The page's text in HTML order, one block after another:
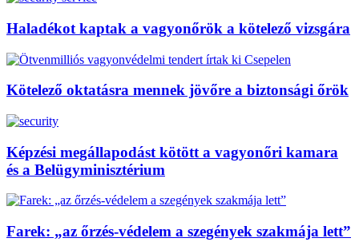
Haladékot kaptak a vagyonőrök a kötelező vizsgára
Kötelező oktatásra mennek jövőre a biztonsági őrök
Képzési megállapodást kötött a vagyonőri kamara
és a Belügyminisztérium
Farek: „az őrzés-védelem a szegények szakmája lett”